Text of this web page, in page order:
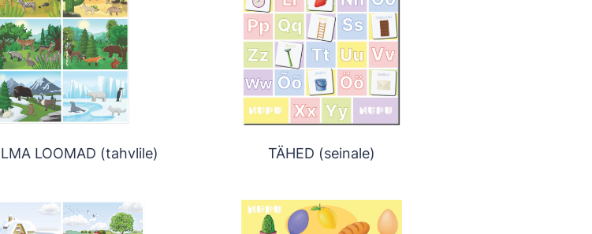
LOOMAD (tahvlile) TÄHED (seinale)